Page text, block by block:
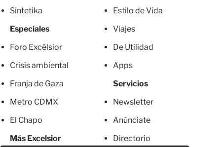
Sintetika
Especiales
Foro Excélsior
Crisis ambiental
Franja de Gaza
Metro CDMX
El Chapo
Más Excelsior
Estilo de Vida
Viajes
De Utilidad
Apps
Servicios
Newsletter
Anúnciate
Directorio